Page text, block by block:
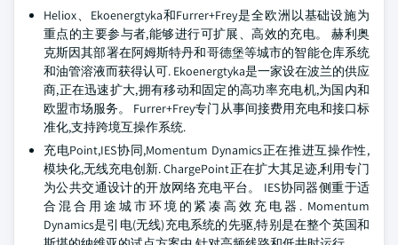
Heliox、Ekoenergtyka和Furrer+Frey是全欧洲以基础设施为
重点的主要参与者,能够进行可扩展、高效的充电。 赫利奥
克斯因其部署在阿姆斯特丹和哥德堡等城市的智能仓库系统
和油管溶液而获得认可. Ekoenergtyka是一家设在波兰的供应
商,正在迅速扩大,拥有移动和固定的高功率充电机,为国内和
欧盟市场服务。 Furrer+Frey专门从事间接费用充电和接口标
准化,支持跨境互操作系统.
充电Point,IES协同,Momentum Dynamics正在推进互操作性,
模块化,无线充电创新. ChargePoint正在扩大其足迹,利用专门
为公共交通设计的开放网络充电平台。 IES协同器侧重于适
合混合用途城市环境的紧凑高效充电器. Momentum
Dynamics是引电(无线)充电系统的先驱,特别是在整个英国和